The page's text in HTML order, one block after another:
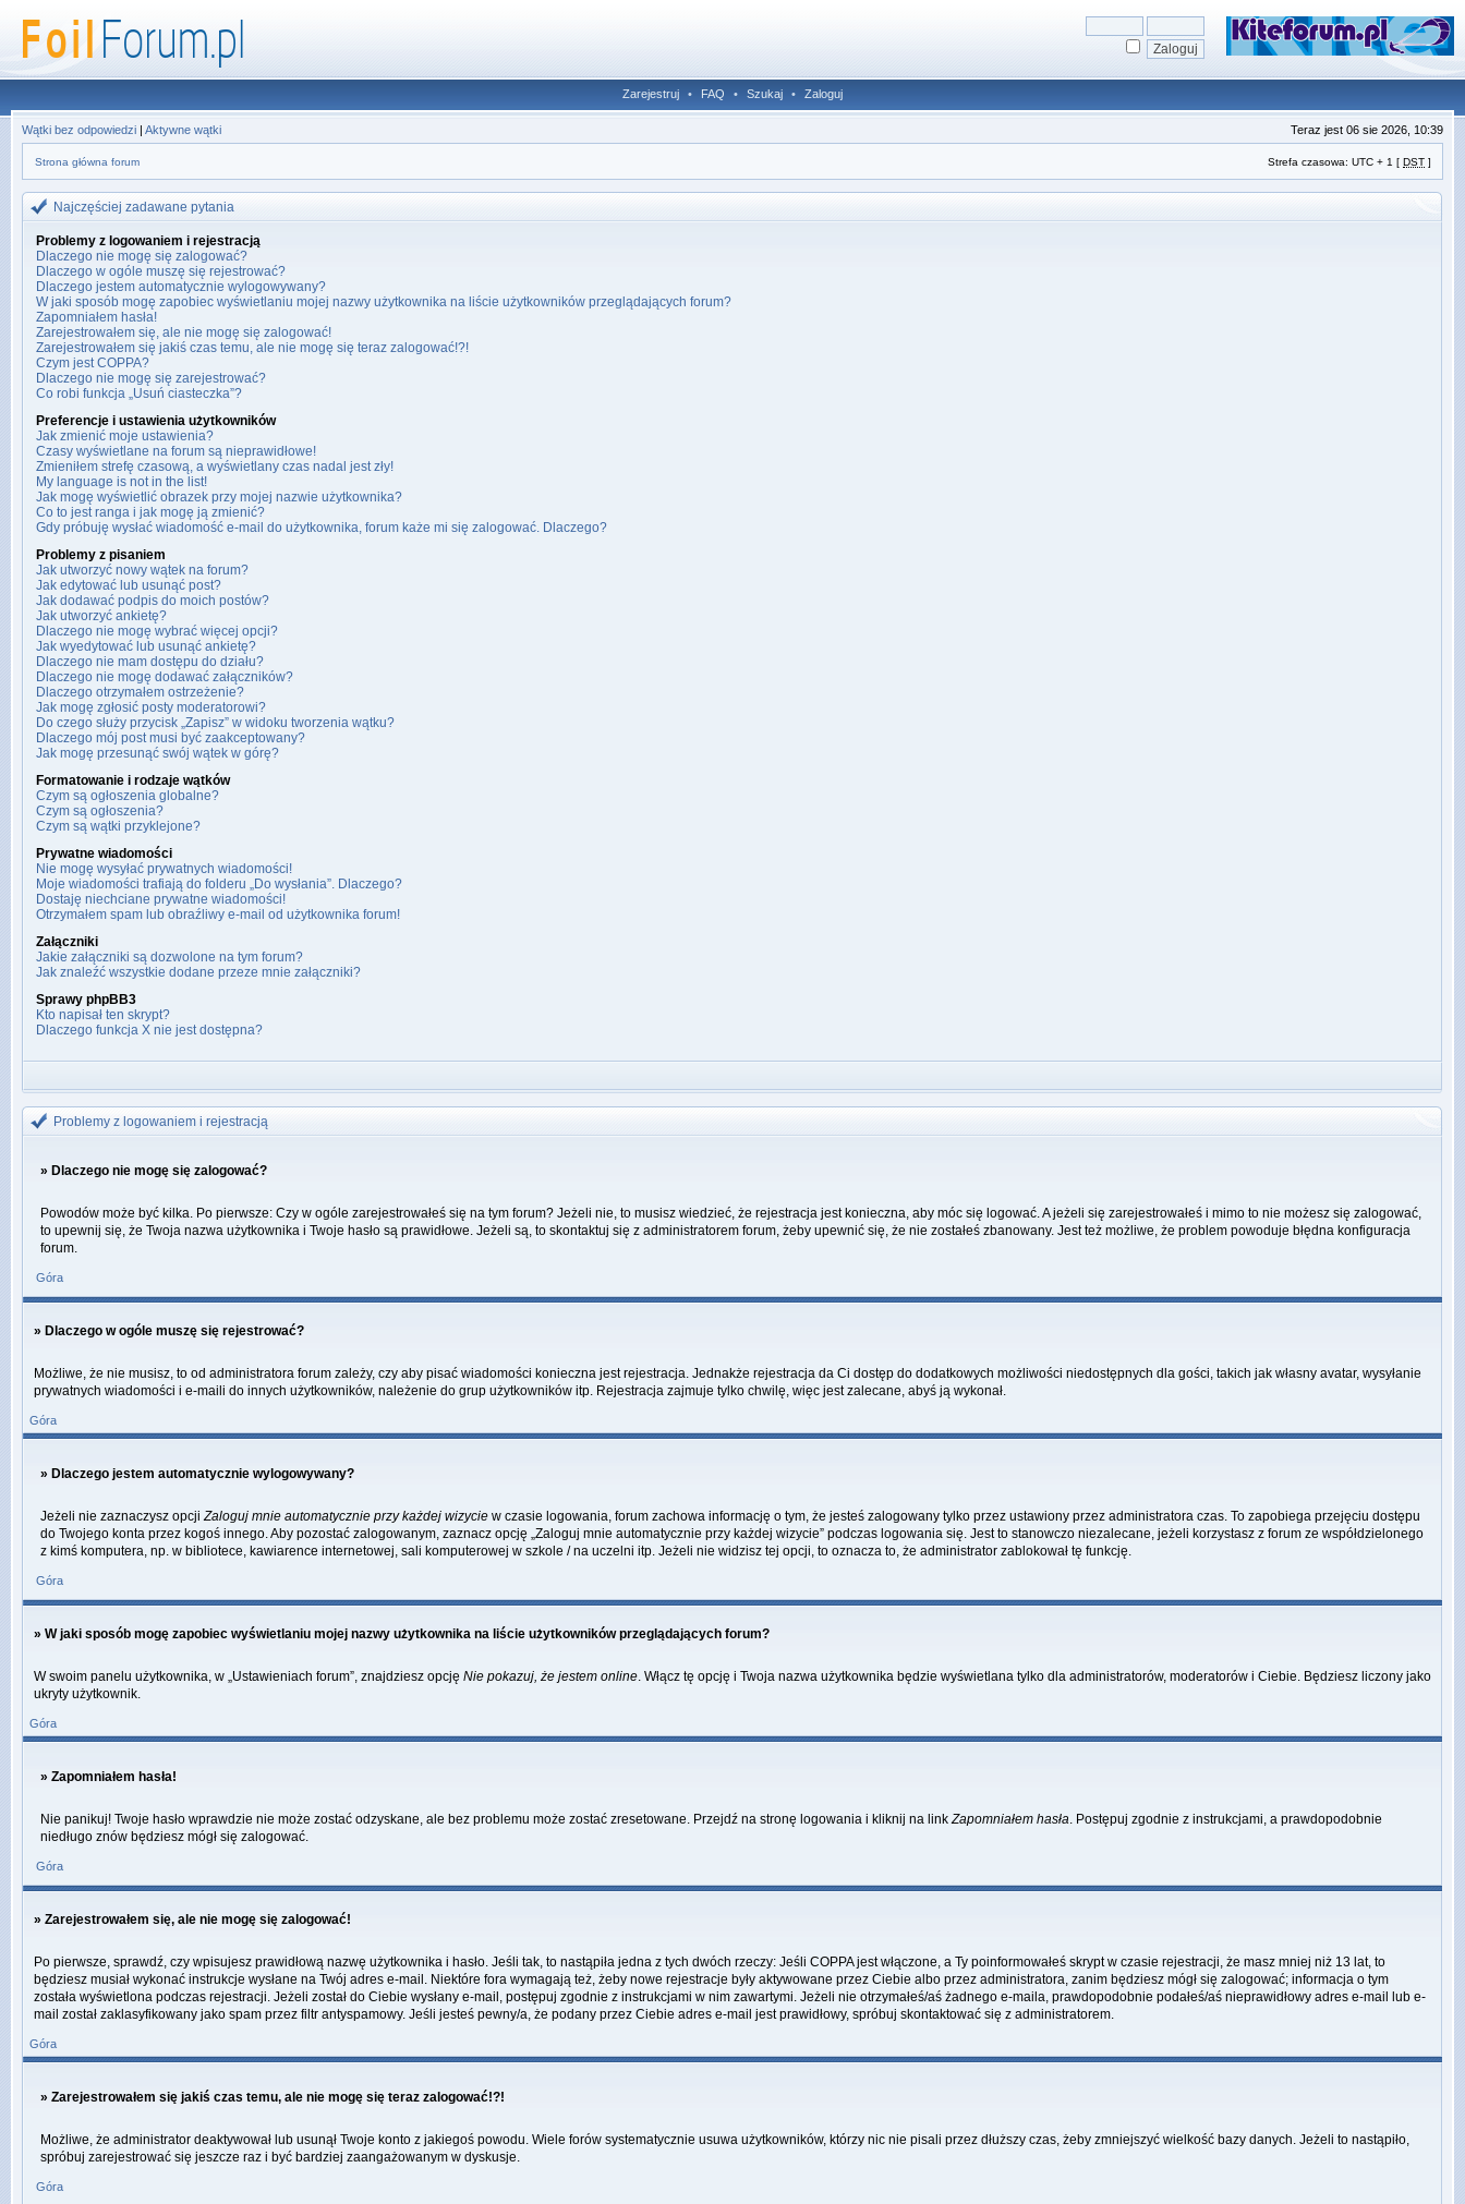
Zarejestruj • FAQ • Szukaj • Zaloguj
Wątki bez odpowiedzi | Aktywne wątki Teraz jest 06 sie 2026, 10:39
Strona główna forum Strefa czasowa: UTC + 1 [ DST ]
Najczęściej zadawane pytania
Problemy z logowaniem i rejestracją
Dlaczego nie mogę się zalogować?
Dlaczego w ogóle muszę się rejestrować?
Dlaczego jestem automatycznie wylogowywany?
W jaki sposób mogę zapobiec wyświetlaniu mojej nazwy użytkownika na liście użytkowników przeglądających forum?
Zapomniałem hasła!
Zarejestrowałem się, ale nie mogę się zalogować!
Zarejestrowałem się jakiś czas temu, ale nie mogę się teraz zalogować!?!
Czym jest COPPA?
Dlaczego nie mogę się zarejestrować?
Co robi funkcja „Usuń ciasteczka”?
Preferencje i ustawienia użytkowników
Jak zmienić moje ustawienia?
Czasy wyświetlane na forum są nieprawidłowe!
Zmieniłem strefę czasową, a wyświetlany czas nadal jest zły!
My language is not in the list!
Jak mogę wyświetlić obrazek przy mojej nazwie użytkownika?
Co to jest ranga i jak mogę ją zmienić?
Gdy próbuję wysłać wiadomość e-mail do użytkownika, forum każe mi się zalogować. Dlaczego?
Problemy z pisaniem
Jak utworzyć nowy wątek na forum?
Jak edytować lub usunąć post?
Jak dodawać podpis do moich postów?
Jak utworzyć ankietę?
Dlaczego nie mogę wybrać więcej opcji?
Jak wyedytować lub usunąć ankietę?
Dlaczego nie mam dostępu do działu?
Dlaczego nie mogę dodawać załączników?
Dlaczego otrzymałem ostrzeżenie?
Jak mogę zgłosić posty moderatorowi?
Do czego służy przycisk „Zapisz” w widoku tworzenia wątku?
Dlaczego mój post musi być zaakceptowany?
Jak mogę przesunąć swój wątek w górę?
Formatowanie i rodzaje wątków
Czym są ogłoszenia globalne?
Czym są ogłoszenia?
Czym są wątki przyklejone?
Prywatne wiadomości
Nie mogę wysyłać prywatnych wiadomości!
Moje wiadomości trafiają do folderu „Do wysłania”. Dlaczego?
Dostaję niechciane prywatne wiadomości!
Otrzymałem spam lub obraźliwy e-mail od użytkownika forum!
Załączniki
Jakie załączniki są dozwolone na tym forum?
Jak znaleźć wszystkie dodane przeze mnie załączniki?
Sprawy phpBB3
Kto napisał ten skrypt?
Dlaczego funkcja X nie jest dostępna?
Problemy z logowaniem i rejestracją
» Dlaczego nie mogę się zalogować?
Powodów może być kilka. Po pierwsze: Czy w ogóle zarejestrowałeś się na tym forum? Jeżeli nie, to musisz wiedzieć, że rejestracja jest konieczna, aby móc się logować. A jeżeli się zarejestrowałeś i mimo to nie możesz się zalogować,
to upewnij się, że Twoja nazwa użytkownika i Twoje hasło są prawidłowe. Jeżeli są, to skontaktuj się z administratorem forum, żeby upewnić się, że nie zostałeś zbanowany. Jest też możliwe, że problem powoduje błędna konfiguracja
forum.
Góra
» Dlaczego w ogóle muszę się rejestrować?
Możliwe, że nie musisz, to od administratora forum zależy, czy aby pisać wiadomości konieczna jest rejestracja. Jednakże rejestracja da Ci dostęp do dodatkowych możliwości niedostępnych dla gości, takich jak własny avatar, wysyłanie
prywatnych wiadomości i e-maili do innych użytkowników, należenie do grup użytkowników itp. Rejestracja zajmuje tylko chwilę, więc jest zalecane, abyś ją wykonał.
Góra
» Dlaczego jestem automatycznie wylogowywany?
Jeżeli nie zaznaczysz opcjiZaloguj mnie automatycznie przy każdej wizycie w czasie logowania, forum zachowa informację o tym, że jesteś zalogowany tylko przez ustawiony przez administratora czas. To zapobiega przejęciu dostępu
do Twojego konta przez kogoś innego. Aby pozostać zalogowanym, zaznacz opcję „Zaloguj mnie automatycznie przy każdej wizycie” podczas logowania się. Jest to stanowczo niezalecane, jeżeli korzystasz z forum ze współdzielonego
z kimś komputera, np. w bibliotece, kawiarence internetowej, sali komputerowej w szkole / na uczelni itp. Jeżeli nie widzisz tej opcji, to oznacza to, że administrator zablokował tę funkcję.
Góra
» W jaki sposób mogę zapobiec wyświetlaniu mojej nazwy użytkownika na liście użytkowników przeglądających forum?
W swoim panelu użytkownika, w „Ustawieniach forum”, znajdziesz opcję Nie pokazuj, że jestem online. Włącz tę opcję i Twoja nazwa użytkownika będzie wyświetlana tylko dla administratorów, moderatorów i Ciebie. Będziesz liczony jako
ukryty użytkownik.
Góra
» Zapomniałem hasła!
Nie panikuj! Twoje hasło wprawdzie nie może zostać odzyskane, ale bez problemu może zostać zresetowane. Przejdź na stronę logowania i kliknij na linkZapomniałem hasła. Postępuj zgodnie z instrukcjami, a prawdopodobnie
niedługo znów będziesz mógł się zalogować.
Góra
» Zarejestrowałem się, ale nie mogę się zalogować!
Po pierwsze, sprawdź, czy wpisujesz prawidłową nazwę użytkownika i hasło. Jeśli tak, to nastąpiła jedna z tych dwóch rzeczy: Jeśli COPPA jest włączone, a Ty poinformowałeś skrypt w czasie rejestracji, że masz mniej niż 13 lat, to
będziesz musiał wykonać instrukcje wysłane na Twój adres e-mail. Niektóre fora wymagają też, żeby nowe rejestracje były aktywowane przez Ciebie albo przez administratora, zanim będziesz mógł się zalogować; informacja o tym
została wyświetlona podczas rejestracji. Jeżeli został do Ciebie wysłany e-mail, postępuj zgodnie z instrukcjami w nim zawartymi. Jeżeli nie otrzymałeś/aś żadnego e-maila, prawdopodobnie podałeś/aś nieprawidłowy adres e-mail lub e-
mail został zaklasyfikowany jako spam przez filtr antyspamowy. Jeśli jesteś pewny/a, że podany przez Ciebie adres e-mail jest prawidłowy, spróbuj skontaktować się z administratorem.
Góra
» Zarejestrowałem się jakiś czas temu, ale nie mogę się teraz zalogować!?!
Możliwe, że administrator deaktywował lub usunął Twoje konto z jakiegoś powodu. Wiele forów systematycznie usuwa użytkowników, którzy nic nie pisali przez dłuższy czas, żeby zmniejszyć wielkość bazy danych. Jeżeli to nastąpiło,
spróbuj zarejestrować się jeszcze raz i być bardziej zaangażowanym w dyskusje.
Góra